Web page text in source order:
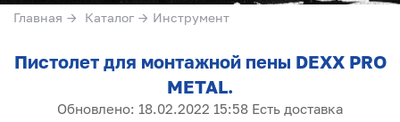
Главная → Каталог → Инструмент
Пистолет для монтажной пены DEXX PRO
METAL.
Обновлено: 18.02.2022 15:58 Есть доставка